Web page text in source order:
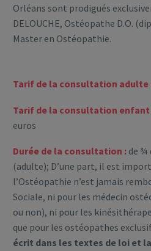
Orléans sont prodigués
DELOUCHE, Ostéopathe D.O.
Master en Ostéopathie.
Tarif de la consultation adulte
Tarif de la consultation enfant
euros
Durée de la consultation : de ¾
(adulte); D’une part, il est
l’Ostéopathie n’est jamais
Sociale, ni pour les médecin
ou non), ni pour les
que pour les ostéopathes
écrit dans les textes de loi et